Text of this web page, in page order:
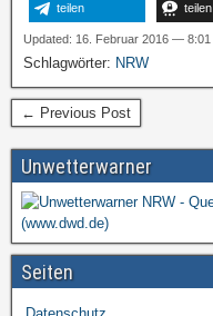
teilen teilen
Updated: 16. Februar 2016 — 8:01
Schlagwörter: NRW
← Previous Post
Unwetterwarner
Seiten